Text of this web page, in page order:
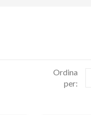
Ordina
per: